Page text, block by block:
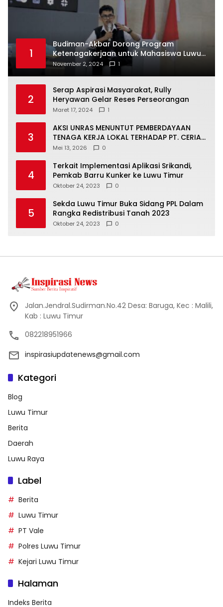
1
Budiman-Akbar Dorong Program
Ketenagakerjaan untuk Mahasiswa Luwu
Timur, Juru Bicara: Ini Peluang Nyata bagi
November 2, 2024 1
2
Serap Aspirasi Masyarakat, Rully
Heryawan Gelar Reses Perseorangan
Maret 17, 2024 1
3
AKSI UNRAS MENUNTUT PEMBERDAYAAN
TENAGA KERJA LOKAL TERHADAP PT. CERIA
NUGRAHA LESTARI
Mei 13, 2026 0
4
Terkait Implementasi Aplikasi Srikandi,
Pemkab Barru Kunker ke Luwu Timur
Oktober 24, 2023 0
5
Sekda Luwu Timur Buka Sidang PPL Dalam
Rangka Redistribusi Tanah 2023
Oktober 24, 2023 0
Jalan.Jendral.Sudirman.No.42 Desa: Baruga, Kec : Malili,
Kab : Luwu Timur
082218951966
inspirasiupdatenews@gmail.com
Kategori
Blog
Luwu Timur
Berita
Daerah
Luwu Raya
Label
Berita
Luwu Timur
PT Vale
Polres Luwu Timur
Kejari Luwu Timur
Halaman
Indeks Berita